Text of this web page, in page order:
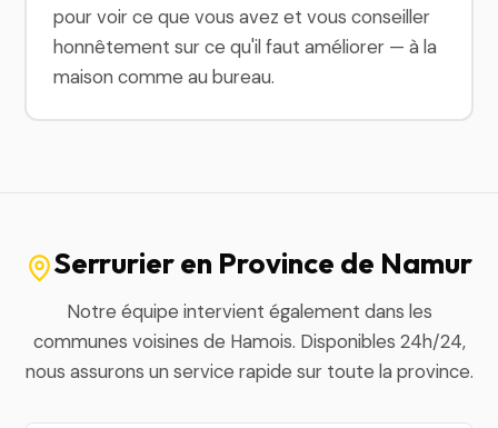
pour voir ce que vous avez et vous conseiller
honnêtement sur ce qu'il faut améliorer — à la
maison comme au bureau.
Serrurier en Province de Namur
Notre équipe intervient également dans les
communes voisines de Hamois. Disponibles 24h/24,
nous assurons un service rapide sur toute la province.